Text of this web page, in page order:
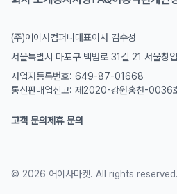
(주)어이사컴퍼니 대표이사 김수성
서울특별시 마포구 백범로 31길 21 서울창
사업자등록번호: 649-87-01668
통신판매업신고: 제2020-강원홍천-0036
고객 문의제휴 문의
© 2026 어이사마켓. All rights reserved.